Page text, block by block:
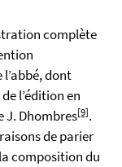
complète
dont
l’édition en
J. Dhombres[9].
de parier
composition du